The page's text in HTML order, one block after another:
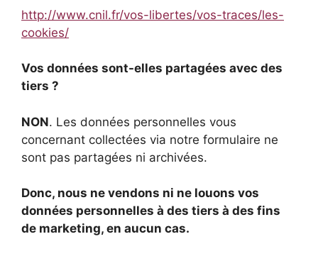
http://www.cnil.fr/vos-libertes/vos-traces/les-
cookies/
Vos données sont-elles partagées avec des
tiers ?
NON. Les données personnelles vous
concernant collectées via notre formulaire ne
sont pas partagées ni archivées.
Donc, nous ne vendons ni ne louons vos
données personnelles à des tiers à des fins
de marketing, en aucun cas.